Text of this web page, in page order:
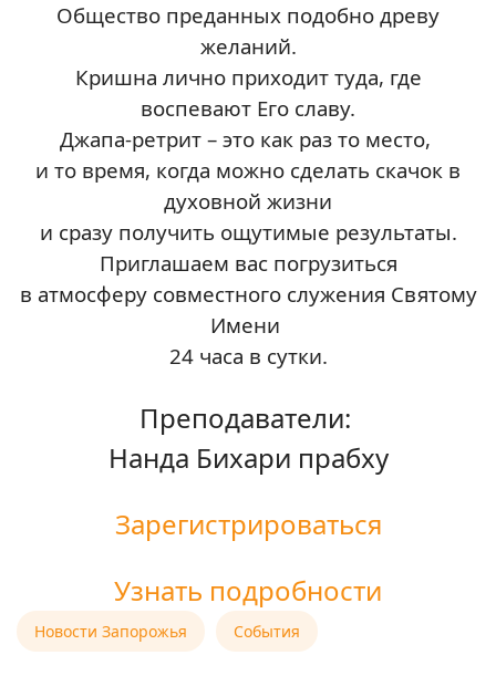
Общество преданных подобно древу
желаний.
Кришна лично приходит туда, где
воспевают Его славу.
Джапа-ретрит – это как раз то место,
и то время, когда можно сделать скачок в
духовной жизни
и сразу получить ощутимые результаты.
Приглашаем вас погрузиться
в атмосферу совместного служения Святому
Имени
24 часа в сутки.
Преподаватели:
Нанда Бихари прабху
Зарегистрироваться
Узнать подробности
Новости Запорожья События